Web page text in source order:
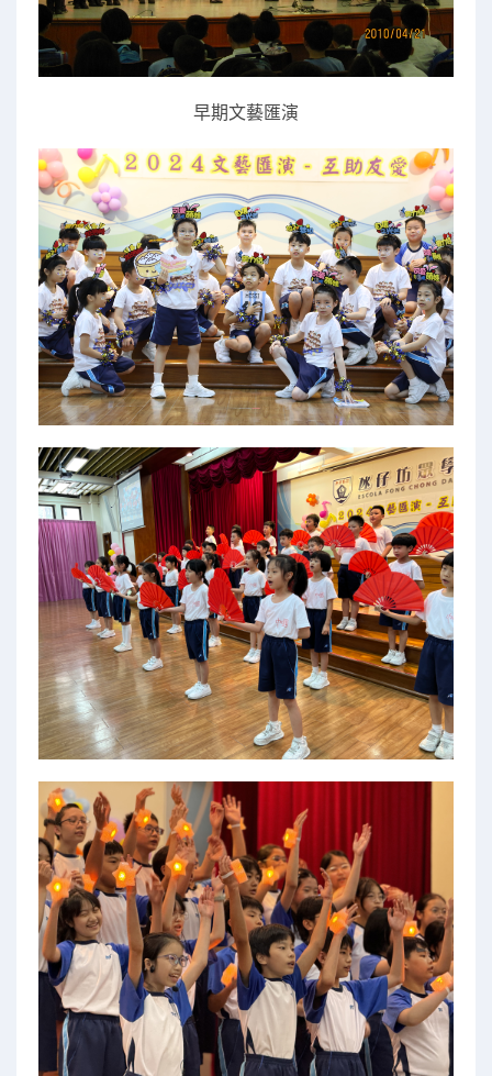
早期文藝匯演